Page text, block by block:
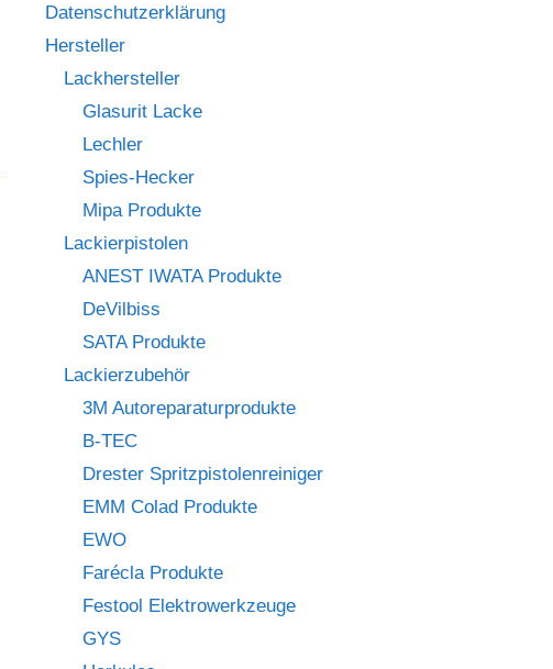
Datenschutzerklärung
Hersteller
Lackhersteller
Glasurit Lacke
Lechler
Spies-Hecker
Mipa Produkte
Lackierpistolen
ANEST IWATA Produkte
DeVilbiss
SATA Produkte
Lackierzubehör
3M Autoreparaturprodukte
B-TEC
Drester Spritzpistolenreiniger
EMM Colad Produkte
EWO
Farécla Produkte
Festool Elektrowerkzeuge
GYS